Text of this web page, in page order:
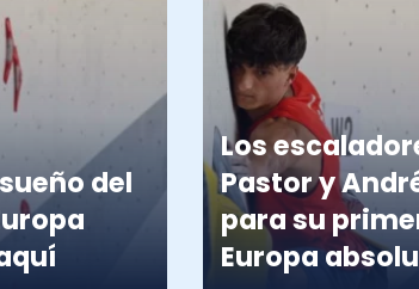
del
Los
Pastor y
para su
Europa